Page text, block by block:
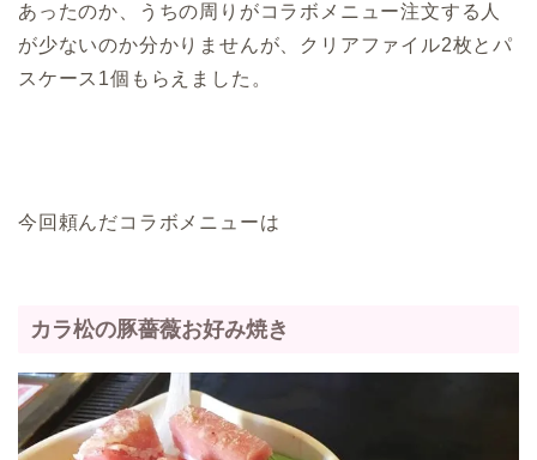
あったのか、うちの周りがコラボメニュー注文する人
が少ないのか分かりませんが、クリアファイル2枚とパ
スケース1個もらえました。
今回頼んだコラボメニューは
カラ松の豚薔薇お好み焼き